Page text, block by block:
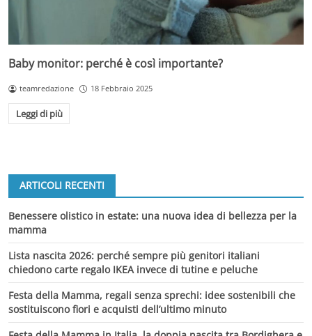
Baby monitor: perché è così importante?
teamredazione 18 Febbraio 2025
Leggi di più
ARTICOLI RECENTI
Benessere olistico in estate: una nuova idea di bellezza per la
mamma
Lista nascita 2026: perché sempre più genitori italiani
chiedono carte regalo IKEA invece di tutine e peluche
Festa della Mamma, regali senza sprechi: idee sostenibili che
sostituiscono fiori e acquisti dell’ultimo minuto